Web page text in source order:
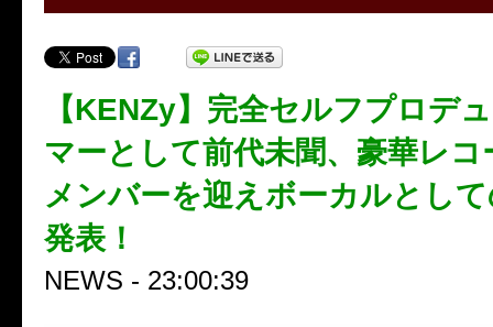
【KENZy】完全セルフプロデ
マーとして前代未聞、豪華レ
メンバーを迎えボーカルとし
発表！
NEWS - 23:00:39